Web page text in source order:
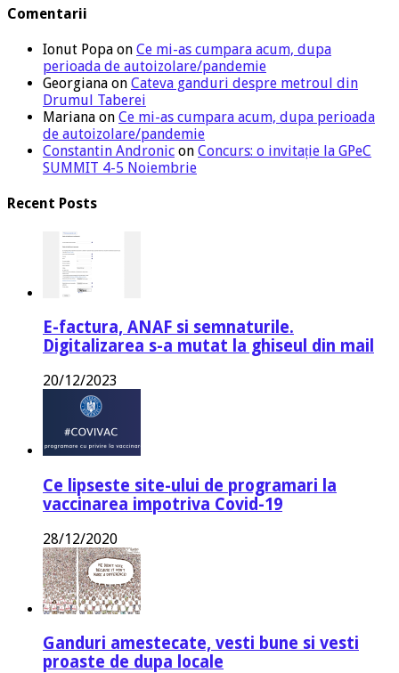
Comentarii
Ionut Popa on Ce mi-as cumpara acum, dupa
perioada de autoizolare/pandemie
Georgiana on Cateva ganduri despre metroul din
Drumul Taberei
Mariana on Ce mi-as cumpara acum, dupa perioada
de autoizolare/pandemie
Constantin Andronic on Concurs: o invitație la GPeC
SUMMIT 4-5 Noiembrie
Recent Posts
E-factura, ANAF si semnaturile.
Digitalizarea s-a mutat la ghiseul din mail
20/12/2023
Ce lipseste site-ului de programari la
vaccinarea impotriva Covid-19
28/12/2020
Ganduri amestecate, vesti bune si vesti
proaste de dupa locale